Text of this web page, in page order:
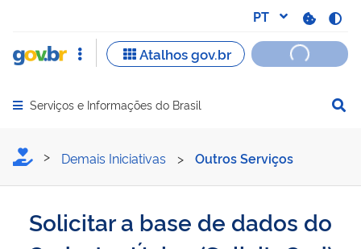
Abrir menu principal de navegação
Serviços e Informações do Brasil
Solicitar a base de dados
Demais Iniciativas > Outros Serviços
Solicitar a base de dados do